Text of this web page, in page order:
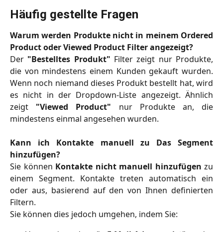
Häufig gestellte Fragen
Warum werden Produkte nicht in meinem Ordered
Product oder Viewed Product Filter angezeigt?
Der "Bestelltes Produkt" Filter zeigt nur Produkte,
die von mindestens einem Kunden gekauft wurden.
Wenn noch niemand dieses Produkt bestellt hat, wird
es nicht in der Dropdown-Liste angezeigt. Ähnlich
zeigt "Viewed Product" nur Produkte an, die
mindestens einmal angesehen wurden.
Kann ich Kontakte manuell zu Das Segment
hinzufügen?
Sie können Kontakte nicht manuell hinzufügen zu
einem Segment. Kontakte treten automatisch ein
oder aus, basierend auf den von Ihnen definierten
Filtern.
Sie können dies jedoch umgehen, indem Sie: